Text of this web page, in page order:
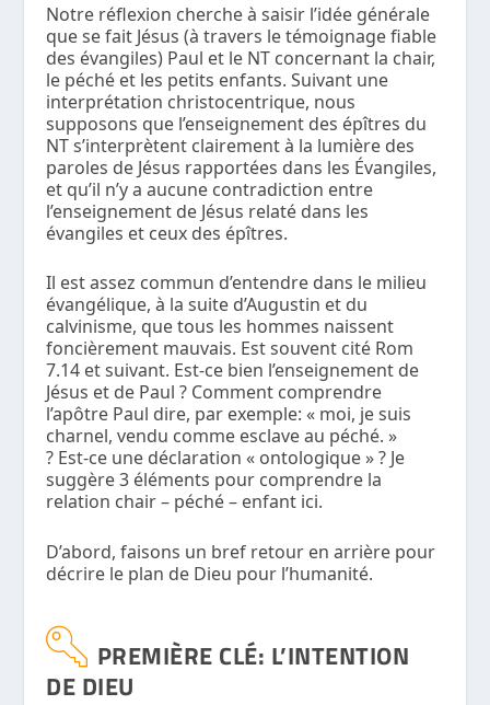
Notre réflexion cherche à saisir l’idée générale
que se fait Jésus (à travers le témoignage fiable
des évangiles) Paul et le NT concernant la chair,
le péché et les petits enfants. Suivant une
interprétation christocentrique, nous
supposons que l’enseignement des épîtres du
NT s’interprètent clairement à la lumière des
paroles de Jésus rapportées dans les Évangiles,
et qu’il n’y a aucune contradiction entre
l’enseignement de Jésus relaté dans les
évangiles et ceux des épîtres.
Il est assez commun d’entendre dans le milieu
évangélique, à la suite d’Augustin et du
calvinisme, que tous les hommes naissent
foncièrement mauvais. Est souvent cité Rom
7.14 et suivant. Est-ce bien l’enseignement de
Jésus et de Paul ? Comment comprendre
l’apôtre Paul dire, par exemple: « moi, je suis
charnel, vendu comme esclave au péché. »
? Est-ce une déclaration « ontologique » ? Je
suggère 3 éléments pour comprendre la
relation chair – péché – enfant ici.
D’abord, faisons un bref retour en arrière pour
décrire le plan de Dieu pour l’humanité.
PREMIÈRE CLÉ: L’INTENTION
DE DIEU